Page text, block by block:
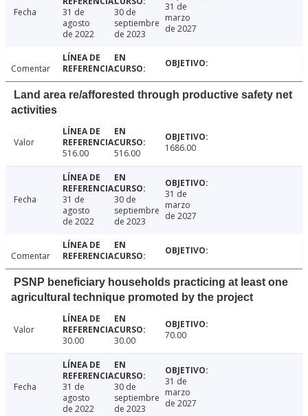
Fecha
31 de
agosto
de 2022
30 de
septiembre
de 2023
31 de
marzo
de 2027
Comentar
Land area re/afforested through productive safety net
activities
Valor
516.00
516.00 1686.00
Fecha
31 de
agosto
de 2022
30 de
septiembre
de 2023
31 de
marzo
de 2027
Comentar
PSNP beneficiary households practicing at least one
agricultural technique promoted by the project
Valor
30.00
30.00 70.00
Fecha
31 de
agosto
de 2022
30 de
septiembre
de 2023
31 de
marzo
de 2027